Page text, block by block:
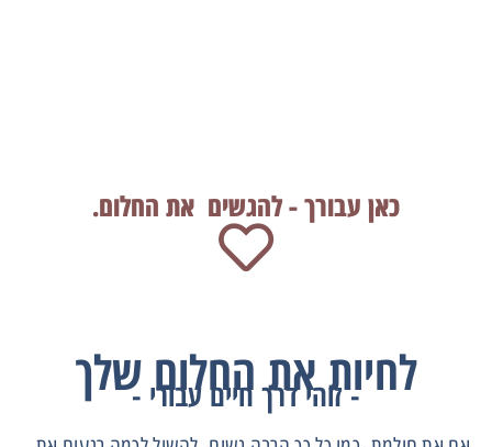
כאן עבורך - להגשים את החלום.
לחיות את החלום שלך
- זוהי דרך חיים עבורי -